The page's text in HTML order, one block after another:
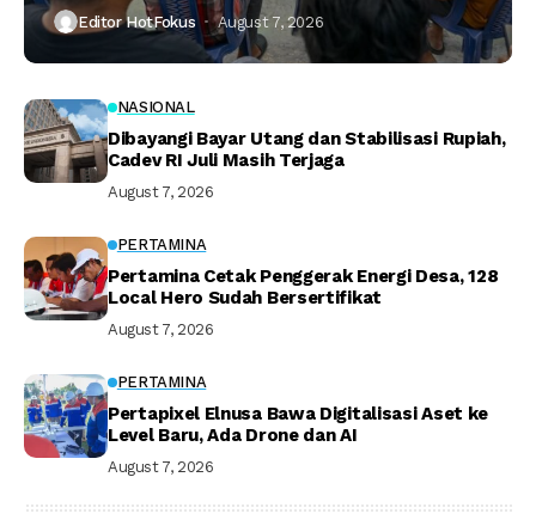
Editor HotFokus August 7, 2026
NASIONAL
Dibayangi Bayar Utang dan Stabilisasi Rupiah,
Cadev RI Juli Masih Terjaga
August 7, 2026
PERTAMINA
Pertamina Cetak Penggerak Energi Desa, 128
Local Hero Sudah Bersertifikat
August 7, 2026
PERTAMINA
Pertapixel Elnusa Bawa Digitalisasi Aset ke
Level Baru, Ada Drone dan AI
August 7, 2026